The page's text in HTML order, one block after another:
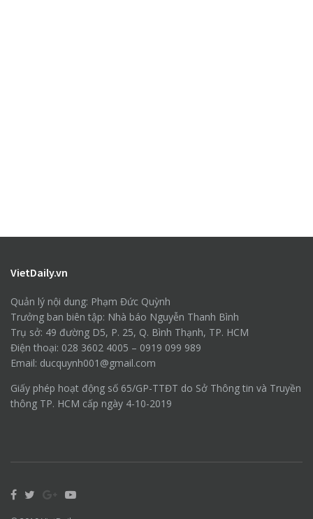
VietDaily.vn
Quản lý nội dung: Phạm Đức Quỳnh
Trưởng ban biên tập: Nhà báo Nguyễn Thanh Bình
Trụ sở: 49 đường D5, P. 25, Q. Bình Thạnh, TP. HCM
Điện thoại: 028 3602 4005 – 0919 099 989
Email: ducquynh001@gmail.com
Giấy phép hoạt động số 65/GP-TTĐT do Sở Thông tin và Truyền
thông TP. HCM cấp ngày 4-10-2019